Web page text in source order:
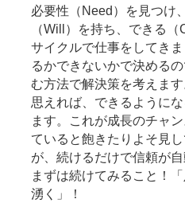
必要性（Need）を見つけ
（Will）を持ち、できる
サイクルで仕事をしてき
るかできないかで決める
む方法で解決策を考えま
思えれば、できるように
ます。これが成長のチャ
ていると飽きたりよそ見
が、続けるだけで信頼が
まずは続けてみること！
湧く」！